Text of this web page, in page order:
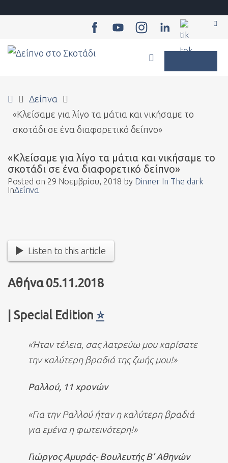
για
μάτια
νικήσαμε
σκοτάδι
σε
ένα
HomeΔείπνα
«Κλείσαμε για λίγο τα μάτια και νικήσαμε το
σκοτάδι σε ένα διαφορετικό δείπνο»
«Κλείσαμε για λίγο τα μάτια και νικήσαμε το
σκοτάδι σε ένα διαφορετικό δείπνο»
Posted on 29 Νοεμβρίου, 2018 by Dinner In The dark
InΔείπνα
Listen to this article
Αθήνα 05.11.2018
| Special Edition ⭐
«Ήταν τέλεια, σας λατρεύω μου χαρίσατε
την καλύτερη βραδιά της ζωής μου!»
Ραλλού, 11 χρονών
«Για την Ραλλού ήταν η καλύτερη βραδιά
για εμένα η φωτεινότερη!»
Γιώργος Αμυράς- Βουλευτής Β’ Αθηνών